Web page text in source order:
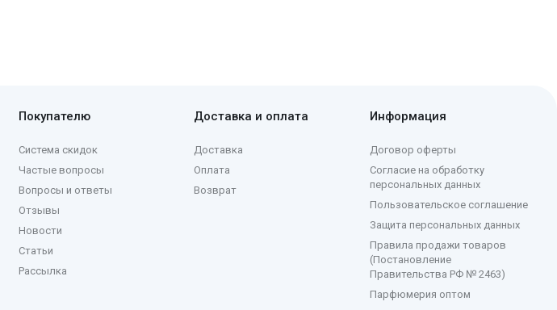
Покупателю
Система скидок
Частые вопросы
Вопросы и ответы
Отзывы
Новости
Статьи
Рассылка
Доставка и оплата
Доставка
Оплата
Возврат
Информация
Договор оферты
Согласие на обработку
персональных данных
Пользовательское соглашение
Защита персональных данных
Правила продажи товаров
(Постановление
Правительства РФ № 2463)
Парфюмерия оптом